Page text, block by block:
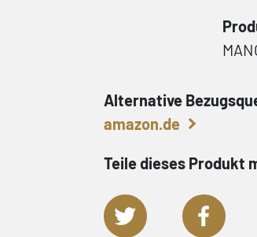
Alternative
amazon.de
Teile dieses Produkt